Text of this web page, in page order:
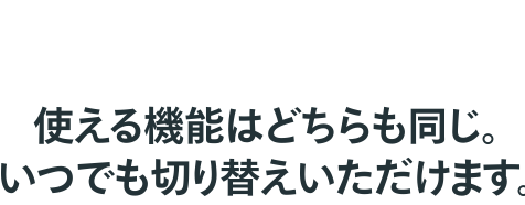
使える機能はどちらも同じ。
いつでも切り替えいただけます